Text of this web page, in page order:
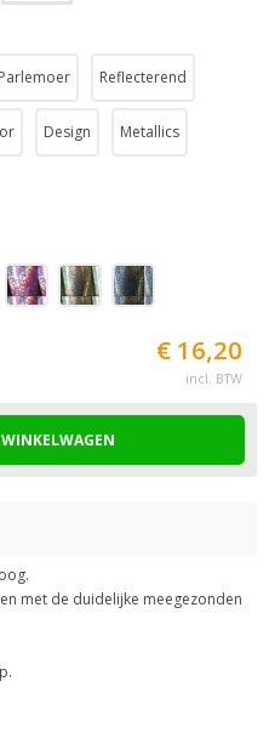
Parlemoer Reflecterend
Design Metallics
€ 16,20
incl. BTW
WINKELWAGEN
met de duidelijke meegezonden